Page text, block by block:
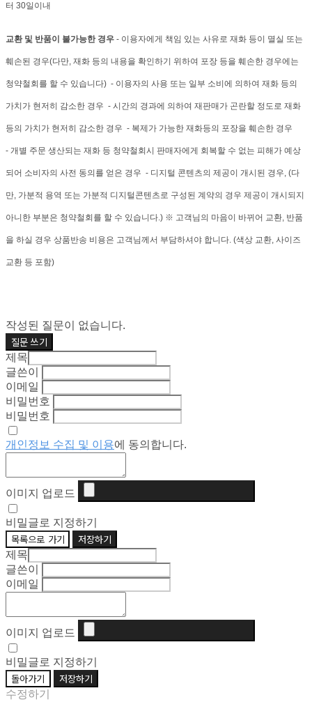
터 30일이내
교환 및 반품이 불가능한 경우 - 이용자에게 책임 있는 사유로 재화 등이 멸실 또는
훼손된 경우(다만, 재화 등의 내용을 확인하기 위하여 포장 등을 훼손한 경우에는
청약철회를 할 수 있습니다) - 이용자의 사용 또는 일부 소비에 의하여 재화 등의
가치가 현저히 감소한 경우 - 시간의 경과에 의하여 재판매가 곤란할 정도로 재화
등의 가치가 현저히 감소한 경우 - 복제가 가능한 재화등의 포장을 훼손한 경우
- 개별 주문 생산되는 재화 등 청약철회시 판매자에게 회복할 수 없는 피해가 예상
되어 소비자의 사전 동의를 얻은 경우 - 디지털 콘텐츠의 제공이 개시된 경우, (다
만, 가분적 용역 또는 가분적 디지털콘텐츠로 구성된 계약의 경우 제공이 개시되지
아니한 부분은 청약철회를 할 수 있습니다.) ※ 고객님의 마음이 바뀌어 교환, 반품
을 하실 경우 상품반송 비용은 고객님께서 부담하셔야 합니다. (색상 교환, 사이즈
교환 등 포함)
작성된 질문이 없습니다.
질문 쓰기
제목
글쓴이
이메일
비밀번호
비밀번호
개인정보 수집 및 이용에 동의합니다.
이미지 업로드
비밀글로 지정하기
목록으로 가기 저장하기
제목
글쓴이
이메일
이미지 업로드
비밀글로 지정하기
돌아가기 저장하기
수정하기